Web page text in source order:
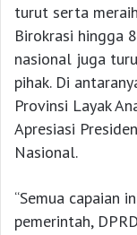
turut serta
Birokrasi hingga
nasional juga
pihak. Di
Provinsi Layak
Apresiasi
Nasional.
“Semua capaian
pemerintah,